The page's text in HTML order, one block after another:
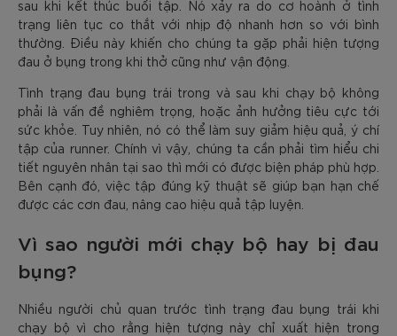
sau khi kết thúc buổi tập. Nó xảy ra do cơ hoành ở tình
trạng liên tục co thắt với nhịp độ nhanh hơn so với bình
thường. Điều này khiến cho chúng ta gặp phải hiện tượng
đau ở bụng trong khi thở cũng như vận động.
Tình trạng đau bụng trái trong và sau khi chạy bộ không
phải là vấn đề nghiêm trọng, hoặc ảnh hưởng tiêu cực tới
sức khỏe. Tuy nhiên, nó có thể làm suy giảm hiệu quả, ý chí
tập của runner. Chính vì vậy, chúng ta cần phải tìm hiểu chi
tiết nguyên nhân tại sao thì mới có được biện pháp phù hợp.
Bên cạnh đó, việc tập đúng kỹ thuật sẽ giúp bạn hạn chế
được các cơn đau, nâng cao hiệu quả tập luyện.
Vì sao người mới chạy bộ hay bị đau
bụng?
Nhiều người chủ quan trước tình trạng đau bụng trái khi
chạy bộ vì cho rằng hiện tượng này chỉ xuất hiện trong